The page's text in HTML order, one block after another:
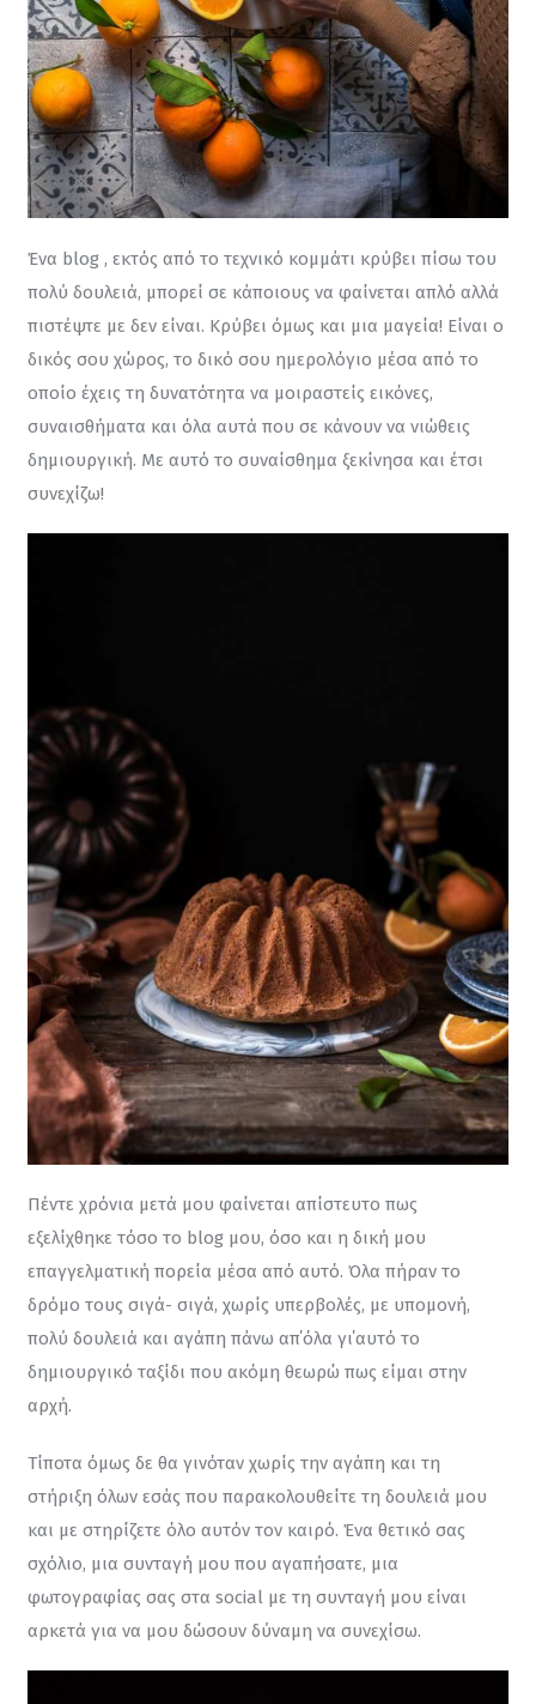
Ένα blog , εκτός από το τεχνικό κομμάτι κρύβει πίσω του
πολύ δουλειά, μπορεί σε κάποιους να φαίνεται απλό αλλά
πιστέψτε με δεν είναι. Κρύβει όμως και μια μαγεία! Είναι ο
δικός σου χώρος, το δικό σου ημερολόγιο μέσα από το
οποίο έχεις τη δυνατότητα να μοιραστείς εικόνες,
συναισθήματα και όλα αυτά που σε κάνουν να νιώθεις
δημιουργική. Με αυτό το συναίσθημα ξεκίνησα και έτσι
συνεχίζω!
Πέντε χρόνια μετά μου φαίνεται απίστευτο πως
εξελίχθηκε τόσο το blog μου, όσο και η δική μου
επαγγελματική πορεία μέσα από αυτό. Όλα πήραν το
δρόμο τους σιγά- σιγά, χωρίς υπερβολές, με υπομονή,
πολύ δουλειά και αγάπη πάνω απ΄όλα γι΄αυτό το
δημιουργικό ταξίδι που ακόμη θεωρώ πως είμαι στην
αρχή.
Τίποτα όμως δε θα γινόταν χωρίς την αγάπη και τη
στήριξη όλων εσάς που παρακολουθείτε τη δουλειά μου
και με στηρίζετε όλο αυτόν τον καιρό. Ένα θετικό σας
σχόλιο, μια συνταγή μου που αγαπήσατε, μια
φωτογραφίας σας στα social με τη συνταγή μου είναι
αρκετά για να μου δώσουν δύναμη να συνεχίσω.